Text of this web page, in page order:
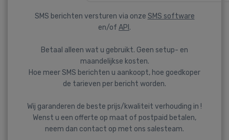
SMS berichten versturen via onze SMS software
en/of API .
Betaal alleen wat u gebruikt. Geen setup- en
maandelijkse kosten.
Hoe meer SMS berichten u aankoopt, hoe goedkoper
de tarieven per bericht worden.
Wij garanderen de beste prijs/kwaliteit verhouding in !
Wenst u een offerte op maat of postpaid betalen,
neem dan contact op met ons salesteam.